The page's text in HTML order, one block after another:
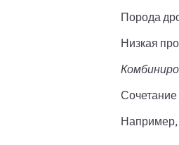
Порода
Низкая
Например,